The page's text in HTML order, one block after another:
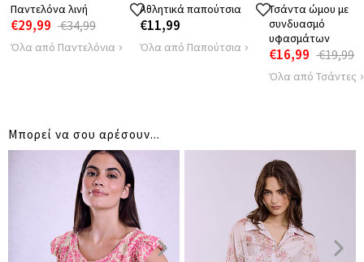
Παντελόνα λινή
€29,99 €34,99
Όλα από Παντελόνια
Αθλητικά παπούτσια
€11,99
Όλα από Παπούτσια
Τσάντα ώμου με
συνδυασμό
υφασμάτων
€16,99 €19,99
Όλα από Τσάντες
Μπορεί να σου αρέσουν...